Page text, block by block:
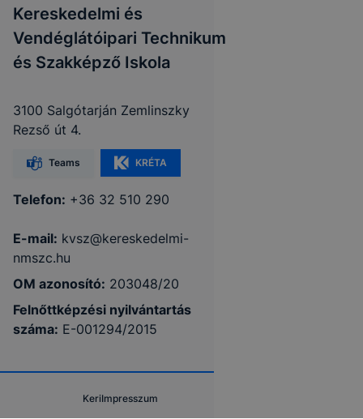
Kereskedelmi és
Vendéglátóipari Technikum
és Szakképző Iskola
3100 Salgótarján Zemlinszky
Rezső út 4.
Teams KRÉTA
Telefon: +36 32 510 290
E-mail: kvsz@kereskedelmi-
nmszc.hu
OM azonosító: 203048/20
Felnőttképzési nyilvántartás
száma: E-001294/2015
KeriImpresszum